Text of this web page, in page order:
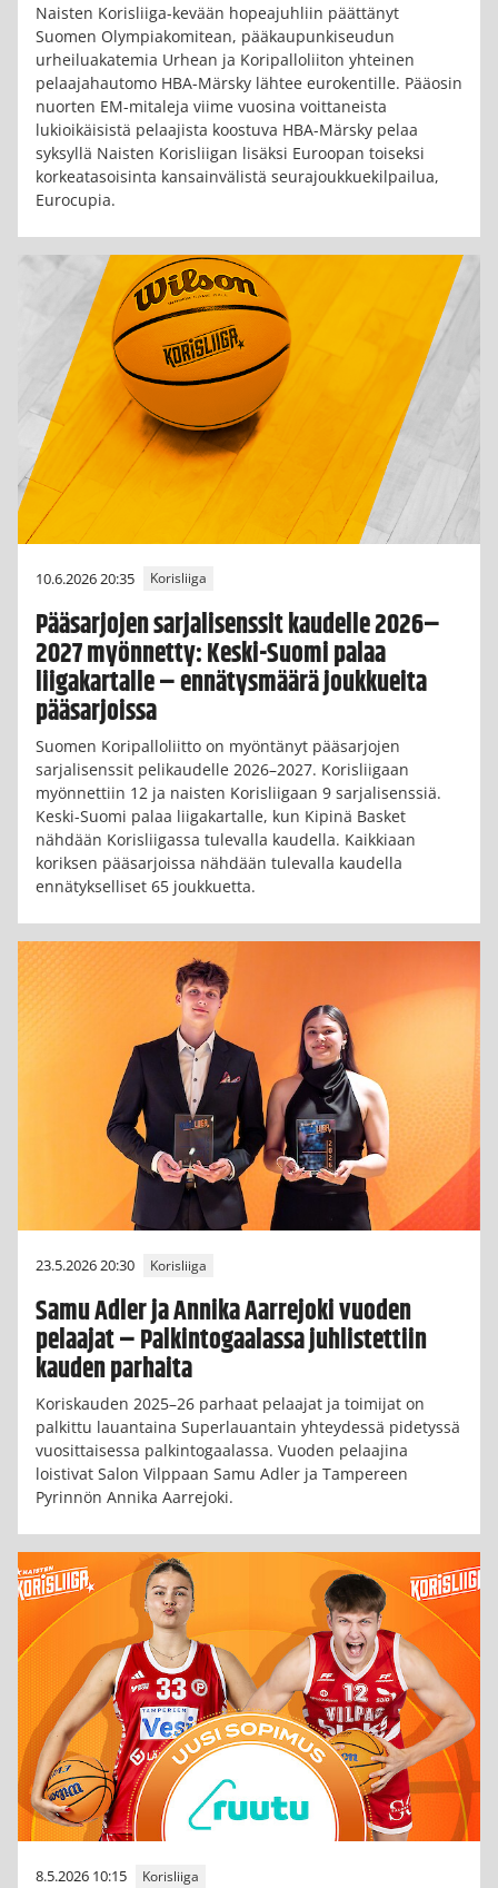
Naisten Korisliiga-kevään hopeajuhliin päättänyt
Suomen Olympiakomitean, pääkaupunkiseudun
urheiluakatemia Urhean ja Koripalloliiton yhteinen
pelaajahautomo HBA-Märsky lähtee eurokentille. Pääosin
nuorten EM-mitaleja viime vuosina voittaneista
lukioikäisistä pelaajista koostuva HBA-Märsky pelaa
syksyllä Naisten Korisliigan lisäksi Euroopan toiseksi
korkeatasoisinta kansainvälistä seurajoukkuekilpailua,
Eurocupia.
10.6.2026 20:35 Korisliiga
Pääsarjojen sarjalisenssit kaudelle 2026–
2027 myönnetty: Keski-Suomi palaa
liigakartalle – ennätysmäärä joukkueita
pääsarjoissa
Suomen Koripalloliitto on myöntänyt pääsarjojen
sarjalisenssit pelikaudelle 2026–2027. Korisliigaan
myönnettiin 12 ja naisten Korisliigaan 9 sarjalisenssiä.
Keski-Suomi palaa liigakartalle, kun Kipinä Basket
nähdään Korisliigassa tulevalla kaudella. Kaikkiaan
koriksen pääsarjoissa nähdään tulevalla kaudella
ennätykselliset 65 joukkuetta.
23.5.2026 20:30 Korisliiga
Samu Adler ja Annika Aarrejoki vuoden
pelaajat – Palkintogaalassa juhlistettiin
kauden parhaita
Koriskauden 2025–26 parhaat pelaajat ja toimijat on
palkittu lauantaina Superlauantain yhteydessä pidetyssä
vuosittaisessa palkintogaalassa. Vuoden pelaajina
loistivat Salon Vilppaan Samu Adler ja Tampereen
Pyrinnön Annika Aarrejoki.
8.5.2026 10:15 Korisliiga